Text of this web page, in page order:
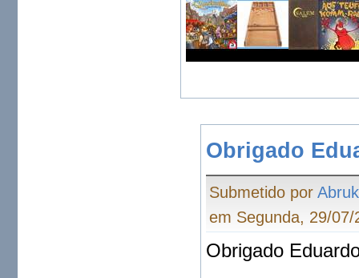
Obrigado
Submetido porAbruk
em Segunda, 29/
Obrigado